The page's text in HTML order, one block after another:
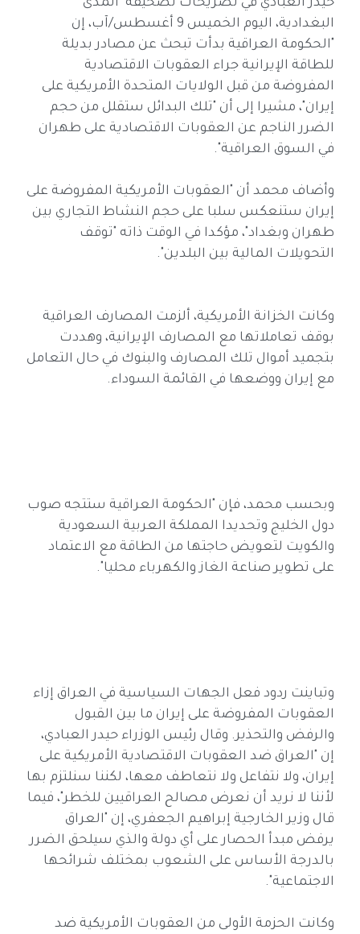
حيدر العبادي في تصريحات لصحيفة "المدى"
البغدادية، اليوم الخميس 9 أغسطس/آب، إن
"الحكومة العراقية بدأت تبحث عن مصادر بديلة
للطاقة الإيرانية جراء العقوبات الاقتصادية
المفروضة من قبل الولايات المتحدة الأمريكية على
إيران"، مشيرا إلى أن "تلك البدائل ستقلل من حجم
الضرر الناجم عن العقوبات الاقتصادية على طهران
في السوق العراقية".
وأضاف محمد أن "العقوبات الأمريكية المفروضة على
إيران ستنعكس سلبا على حجم النشاط التجاري بين
طهران وبغداد"، مؤكدا في الوقت ذاته "توقف
التحويلات المالية بين البلدين".
وكانت الخزانة الأمريكية، ألزمت المصارف العراقية
بوقف تعاملاتها مع المصارف الإيرانية، وهددت
بتجميد أموال تلك المصارف والبنوك في حال التعامل
مع إيران ووضعها في القائمة السوداء.
وبحسب محمد، فإن "الحكومة العراقية ستتجه صوب
دول الخليج وتحديدا المملكة العربية السعودية
والكويت لتعويض حاجتها من الطاقة مع الاعتماد
على تطوير صناعة الغاز والكهرباء محليا".
وتباينت ردود فعل الجهات السياسية في العراق إزاء
العقوبات المفروضة على إيران ما بين القبول
والرفض والتحذير. وقال رئيس الوزراء حيدر العبادي،
إن "العراق ضد العقوبات الاقتصادية الأمريكية على
إيران، ولا نتفاعل ولا نتعاطف معها، لكننا سنلتزم بها
لأننا لا نريد أن نعرض مصالح العراقيين للخطر"، فيما
قال وزير الخارجية إبراهيم الجعفري، إن "العراق
يرفض مبدأ الحصار على أي دولة والذي سيلحق الضرر
بالدرجة الأساس على الشعوب بمختلف شرائحها
الاجتماعية".
وكانت الحزمة الأولى من العقوبات الأمريكية ضد